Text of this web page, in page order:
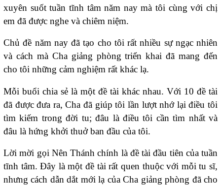
xuyên suốt tuần tĩnh tâm năm nay mà tôi cùng với chị
em đã được nghe và chiêm niệm.
Chủ đề năm nay đã tạo cho tôi rất nhiều sự ngạc nhiên
và cách mà Cha giảng phòng triển khai đã mang đến
cho tôi những cảm nghiệm rất khác lạ.
Mỗi buổi chia sẻ là một đề tài khác nhau. Với 10 đề tài
đã được đưa ra, Cha đã giúp tôi lần lượt nhớ lại điều tôi
tìm kiếm trong đời tu; đâu là điều tôi cần tìm nhất và
đâu là hứng khởi thuở ban đầu của tôi.
Lời mời gọi Nên Thánh chính là đề tài đầu tiên của tuần
tĩnh tâm. Đây là một đề tài rất quen thuộc với mỗi tu sĩ,
nhưng cách dẫn dắt mới lạ của Cha giảng phòng đã cho